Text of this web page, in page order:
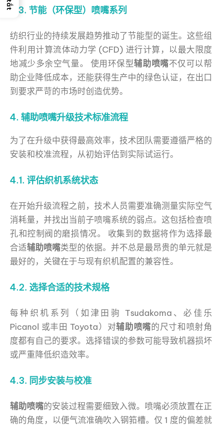
3.3. 节能（环保型）喷嘴系列
纺织行业的持续发展趋势推动了节能型的诞生。这些组
件利用计算流体动力学 (CFD) 进行计算，以最大限度
地减少多余空气量。 使用环保型辅助喷嘴不仅可以帮
助企业降低成本，还能获得生产中的绿色认证，在出口
到要求严苛的市场时创造优势。
4. 辅助喷嘴升级技术标准流程
为了在升级中获得最高效率，技术团队需要遵循严格的
安装和校准流程，从初始评估到实际试运行。
4.1. 评估织机系统状态
在开始升级流程之前，技术人员需要准确测量实际空气
消耗量，并找出当前子喷嘴系统的弱点。这包括检查喷
孔和控制阀的磨损情况。 收集到的数据将作为选择最
合适辅助喷嘴类型的依据。并不总是最昂贵的单元就是
最好的，关键在于与现有织机配置的兼容性。
4.2. 选择合适的技术规格
每种织机系列（如津田驹 Tsudakoma、必佳乐
Picanol 或丰田 Toyota）对辅助喷嘴的尺寸和喷射角
度都有自己的要求。选择错误的参数可能导致机器损坏
或严重降低织造效率。
4.3. 同步安装与校准
辅助喷嘴的安装过程需要细致入微。喷嘴必须放置在正
确的角度，以便气流准确吹入钢筘槽。仅 1 度的偏差就